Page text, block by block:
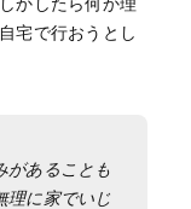
宅で行おうとし
があることも
理に家でいじ